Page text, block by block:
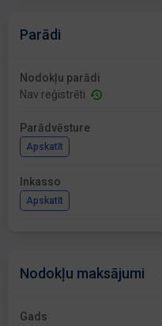
Parādi
Nodokļu parādi
Nav reģistrēti
Parādvēsture
Apskatīt
Inkasso
Apskatīt
Nodokļu maksājumi
Gads